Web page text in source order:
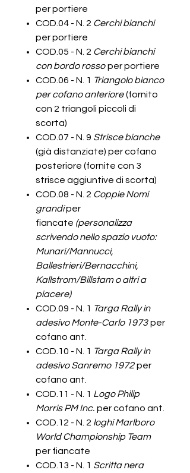
per portiere
COD.04 - N. 2 Cerchi bianchi
per portiere
COD.05 - N. 2 Cerchi bianchi
con bordo rosso per portiere
COD.06 - N. 1 Triangolo bianco
per cofano anteriore (fornito
con 2 triangoli piccoli di
scorta)
COD.07 - N. 9 Strisce bianche
(già distanziate) per cofano
posteriore (fornite con 3
strisce aggiuntive di scorta)
COD.08 - N. 2 Coppie Nomi
grandiper
fiancate (personalizza
scrivendo nello spazio vuoto:
Munari/Mannucci,
Ballestrieri/Bernacchini,
Kallstrom/Billstam o altri a
piacere)
COD.09 - N. 1 Targa Rally in
adesivo Monte-Carlo 1973 per
cofano ant.
COD.10 - N. 1 Targa Rally in
adesivo Sanremo 1972 per
cofano ant.
COD.11 - N. 1 Logo Philip
Morris PM Inc. per cofano ant.
COD.12 - N. 2 loghi Marlboro
World Championship Team
per fiancate
COD.13 - N. 1 Scritta nera